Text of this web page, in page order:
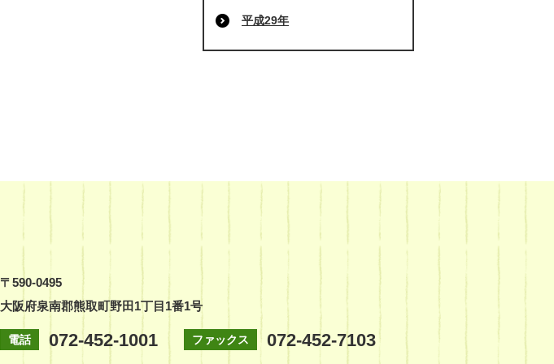
平成29年
〒590-0495
大阪府泉南郡熊取町野田1丁目1番1号
電話 072-452-1001 ファックス 072-452-7103